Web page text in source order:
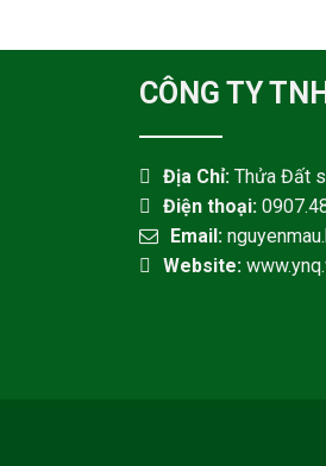
CÔNG TY
Địa Chỉ: Thửa Đất
Điện thoại:
Email:
Website: